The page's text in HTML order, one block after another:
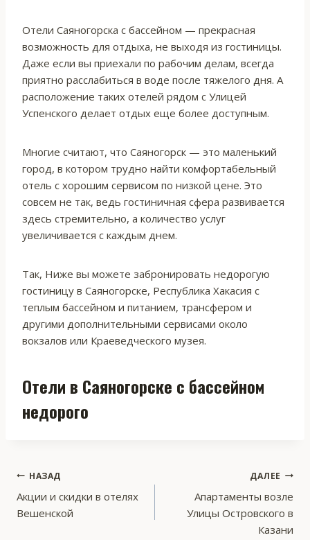
Отели Саяногорска с бассейном — прекрасная
возможность для отдыха, не выходя из гостиницы.
Даже если вы приехали по рабочим делам, всегда
приятно расслабиться в воде после тяжелого дня. А
расположение таких отелей рядом с Улицей
Успенского делает отдых еще более доступным.
Многие считают, что Саяногорск — это маленький
город, в котором трудно найти комфортабельный
отель с хорошим сервисом по низкой цене. Это
совсем не так, ведь гостиничная сфера развивается
здесь стремительно, а количество услуг
увеличивается с каждым днем.
Так, Ниже вы можете забронировать недорогую
гостиницу в Саяногорске, Республика Хакасия с
теплым бассейном и питанием, трансфером и
другими дополнительными сервисами около
вокзалов или Краеведческого музея.
Отели в Саяногорске с бассейном
недорого
Навигация
по
НАЗАД
Акции и скидки в отелях
Вешенской
ДАЛЕЕ
Апартаменты возле
Улицы Островского в
Казани